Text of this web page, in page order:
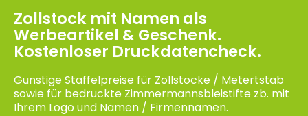
Zollstock mit Namen als
Werbeartikel & Geschenk.
Kostenloser Druckdatencheck.
Günstige Staffelpreise für Zollstöcke / Metertstab
sowie für bedruckte Zimmermannsbleistifte zb. mit
Ihrem Logo und Namen / Firmennamen.